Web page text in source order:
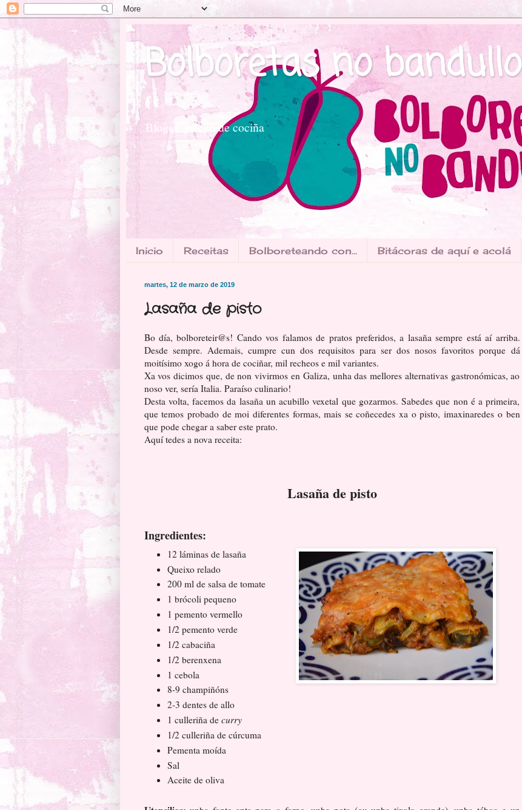
Bolboretas no bandullo
Blogue galego de cociña
Inicio Receitas Bolboreteando con... Bitácoras de aquí e acolá
martes, 12 de marzo de 2019
Lasaña de pisto
Bo día, bolboreteir@s! Cando vos falamos de pratos preferidos, a lasaña sempre está aí arriba.
Desde sempre. Ademais, cumpre cun dos requisitos para ser dos nosos favoritos porque dá
moitísimo xogo á hora de cociñar, mil recheos e mil variantes.
Xa vos dicimos que, de non vivirmos en Galiza, unha das mellores alternativas gastronómicas, ao
noso ver, sería Italia. Paraíso culinario!
Desta volta, facemos da lasaña un acubillo vexetal que gozarmos. Sabedes que non é a primeira,
que temos probado de moi diferentes formas, mais se coñecedes xa o pisto, imaxinaredes o ben
que pode chegar a saber este prato.
Aquí tedes a nova receita:
Lasaña de pisto
Ingredientes:
12 láminas de lasaña
Queixo relado
200 ml de salsa de tomate
1 brócoli pequeno
1 pemento vermello
1/2 pemento verde
1/2 cabaciña
1/2 berenxena
1 cebola
8-9 champiñóns
2-3 dentes de allo
1 culleriña de curry
1/2 culleriña de cúrcuma
Pementa moída
Sal
Aceite de oliva